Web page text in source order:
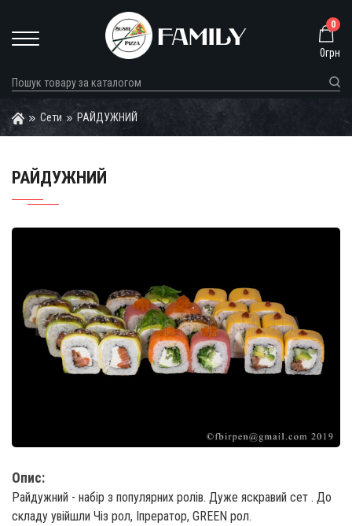
0
0грн
Сети РАЙДУЖНИЙ
РАЙДУЖНИЙ
Опис:
Райдужний - набір з популярних ролів. Дуже яскравий сет . До
складу увійшли Чіз рол, Іпрератор, GREEN рол.